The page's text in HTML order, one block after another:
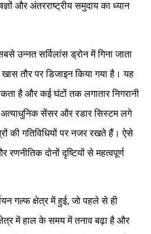
और अंतरराष्ट्रीय समुदाय का ध्यान
उन्नत सर्विलांस ड्रोन में गिना जाता
तौर पर डिजाइन किया गया है। यह
है और कई घंटों तक लगातार निगरानी
सेंसर और रडार सिस्टम लगे
की गतिविधियों पर नजर रखते हैं। ऐसे
दोनों दृष्टियों से महत्वपूर्ण
गल्फ क्षेत्र में हुई, जो पहले से ही
में हाल के समय में तनाव बढ़ा है और